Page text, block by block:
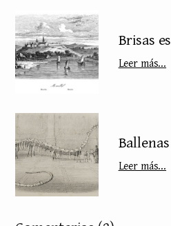
Brisas
Leer más...
Leer más...